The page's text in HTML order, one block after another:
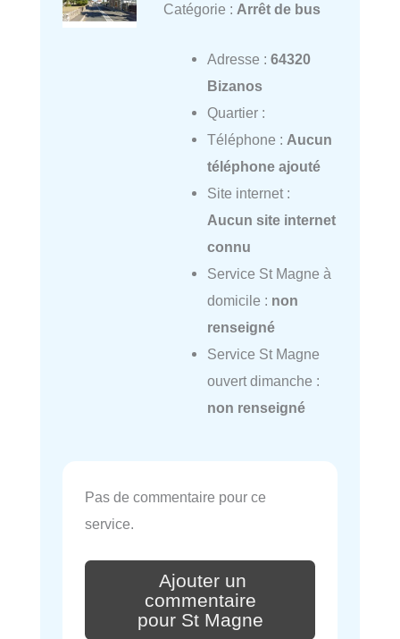
Catégorie : Arrêt de bus
Adresse : 64320
Bizanos
Quartier :
Téléphone : Aucun
téléphone ajouté
Site internet :
Aucun site internet
connu
Service St Magne à
domicile : non
renseigné
Service St Magne
ouvert dimanche :
non renseigné
Pas de commentaire pour ce
service.
Ajouter un
commentaire
pour St Magne